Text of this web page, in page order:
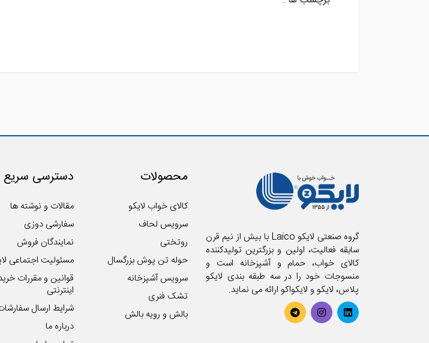
گروه صنعتی لایکو Laico با بیش از نیم قرن
سابقه فعالیت، اولین و بزرگترین تولیدکننده
کالای خواب، حمام و آشپزخانه است و
منسوجات خود را در سه طبقه بندی لایکو
پلاس، لایکو و لایکواکو ارائه می نماید.
محصولات
کالای خواب لایکو
سرویس لحاف
روتختی
حوله تن پوش بزرگسال
سرویس آشپزخانه
تشک فنری
بالش و رویه بالش
دسترسی سریع
مقالات و نوشته ها
سفارشی دوزی
نمایندگان فروش
مسئولیت اجتماعی
قوانین و مقررات
اینترنتی
شرایط ارسال
درباره ما